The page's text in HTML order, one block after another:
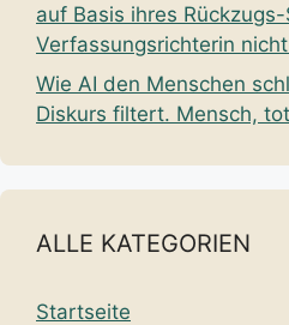
auf Basis ihres
Verfassungsrichterin
Wie AI den Menschen
Diskurs filtert. Mensch,
ALLE KATEGORIEN
Startseite